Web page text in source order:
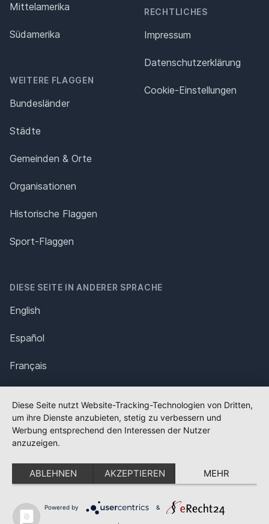
Mittelamerika
Südamerika
WEITERE FLAGGEN
Bundesländer
Städte
Gemeinden & Orte
Organisationen
Historische Flaggen
Sport-Flaggen
RECHTLICHES
Impressum
Datenschutz­erklärung
Cookie-Einstellungen
DIESE SEITE IN ANDERER SPRACHE
English
Español
Français
Polska
Português
Nederlands
Svenska
Diese Seite nutzt Website-Tracking-Technologien von Dritten,
um ihre Dienste anzubieten, stetig zu verbessern und
Werbung entsprechend den Interessen der Nutzer
anzuzeigen.
ABLEHNEN AKZEPTIEREN MEHR
Powered by &